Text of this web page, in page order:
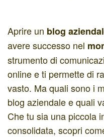
Aprire un blog
avere successo nel
strumento di
online e ti permette di
vasto. Ma quali sono i
blog aziendale e quali
Che tu sia una piccola
consolidata, scopri